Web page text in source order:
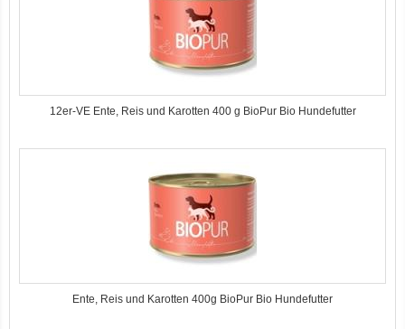
12er-VE Ente, Reis und Karotten 400 g BioPur Bio Hundefutter
Ente, Reis und Karotten 400g BioPur Bio Hundefutter